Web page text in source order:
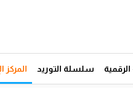
سلسلة التوريد المركز